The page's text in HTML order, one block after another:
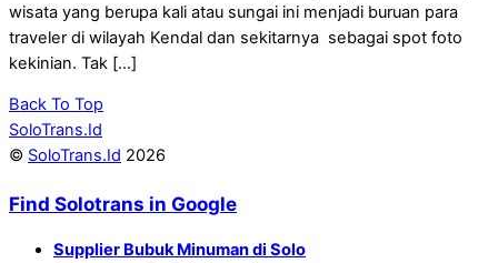
wisata yang berupa kali atau sungai ini menjadi buruan para
traveler di wilayah Kendal dan sekitarnya sebagai spot foto
kekinian. Tak […]
Back To Top
SoloTrans.Id
© SoloTrans.Id 2026
Find Solotrans in Google
Supplier Bubuk Minuman di Solo